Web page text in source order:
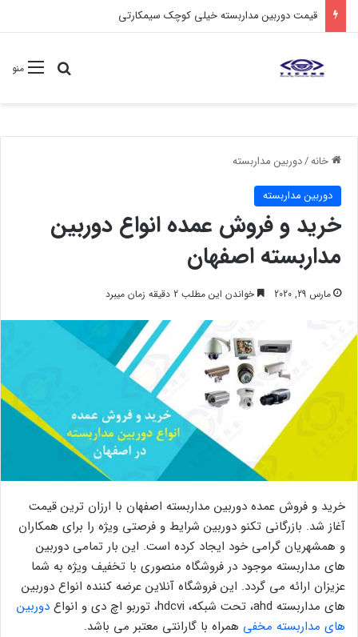
خرید انواع دوربین مداربسته غیر قابل دید مخفی
منوجستجو
خانه/دوربین مداربسته
دوربین مداربسته
خرید و فروش عمده انواع دوربین
مداربسته اصفهان
مارس 29, 2020 خواندن این مطلب 2 دقیقه زمان میبرد
خرید و فروش عمده دوربین مداربسته اصفهان با ارزان ترین قیمت
آغاز شد. بازرگانی تکنو دوربین شرایط و فرصتی ویژه را برای همکاران
و همشهریان گرامی خود ایجاد کرده است. این بار تمامی دوربین
های مداربسته موجود در فروشگاه منصوری با تخفیف ویژه به شما
عزیزان ارائه می گردد. این فروشگاه آنلاین عرضه کننده انواع دوربین
های مداربسته ahd، تحت شبکه، hdcvi، توربو اچ دی و انواع
دوربین
های مداربسته مخفی همراه با گارانتی معتبر می باشد.